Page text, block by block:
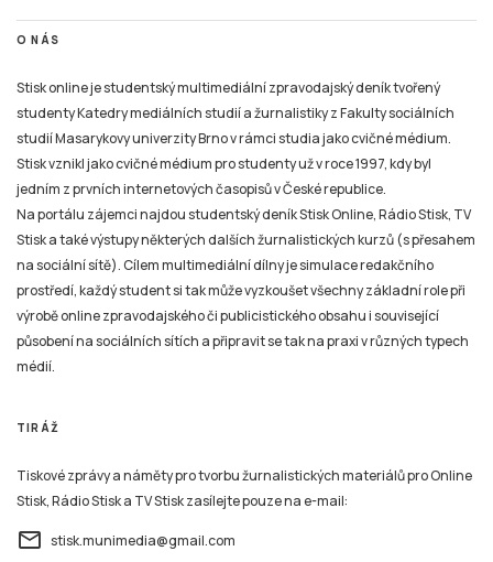
O NÁS
Stisk online je studentský multimediální zpravodajský deník tvořený
studenty Katedry mediálních studií a žurnalistiky z Fakulty sociálních
studií Masarykovy univerzity Brno v rámci studia jako cvičné médium.
Stisk vznikl jako cvičné médium pro studenty už v roce 1997, kdy byl
jedním z prvních internetových časopisů v České republice.
Na portálu zájemci najdou studentský deník Stisk Online, Rádio Stisk, TV
Stisk a také výstupy některých dalších žurnalistických kurzů (s přesahem
na sociální sítě). Cílem multimediální dílny je simulace redakčního
prostředí, každý student si tak může vyzkoušet všechny základní role při
výrobě online zpravodajského či publicistického obsahu i související
působení na sociálních sítích a připravit se tak na praxi v různých typech
médií.
TIRÁŽ
Tiskové zprávy a náměty pro tvorbu žurnalistických materiálů pro Online
Stisk, Rádio Stisk a TV Stisk zasílejte pouze na e-mail:
email stisk.munimedia@gmail.com